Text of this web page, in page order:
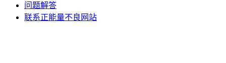
问题解答
联系正能量不良网站